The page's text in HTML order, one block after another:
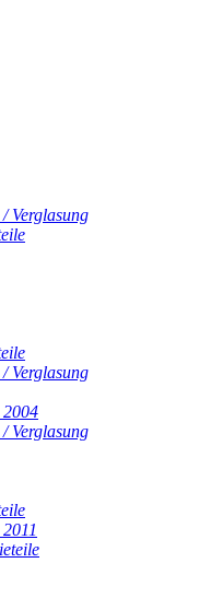
Verglasung
Verglasung
Verglasung